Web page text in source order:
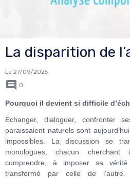
La disparition de
Le 27/09/2025
0
Pourquoi il devient si difficile
Échanger, dialoguer, confronter
paraissaient naturels sont
impossibles. La discussion se
monologues, chacun
comprendre, à imposer sa vérité
transformé par celle de